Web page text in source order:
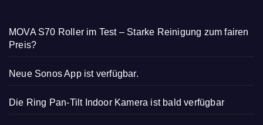
MOVA S70 Roller im Test – Starke Reinigung zum fairen
Preis?
Neue Sonos App ist verfügbar.
Die Ring Pan-Tilt Indoor Kamera ist bald verfügbar